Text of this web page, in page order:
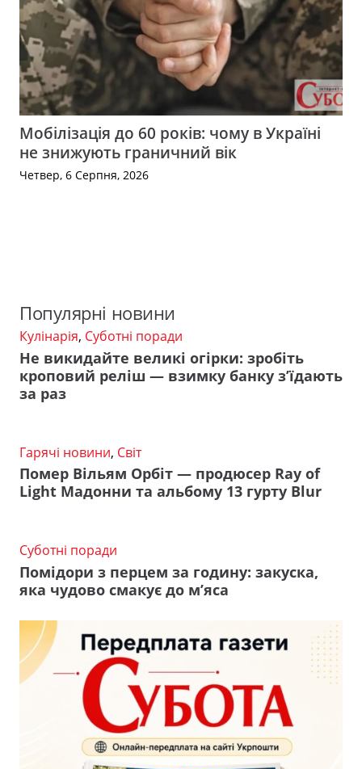
Мобілізація до 60 років: чому в Україні
не знижують граничний вік
Четвер, 6 Серпня, 2026
Популярні новини
Кулінарія, Суботні поради
Не викидайте великі огірки: зробіть
кроповий реліш — взимку банку з’їдають
за раз
Гарячі новини, Світ
Помер Вільям Орбіт — продюсер Ray of
Light Мадонни та альбому 13 гурту Blur
Суботні поради
Помідори з перцем за годину: закуска,
яка чудово смакує до м’яса